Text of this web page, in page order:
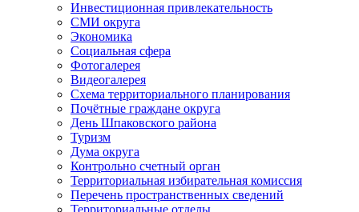
Инвестиционная привлекательность
СМИ округа
Экономика
Социальная сфера
Фотогалерея
Видеогалерея
Схема территориального планирования
Почётные граждане округа
День Шпаковского района
Туризм
Дума округа
Контрольно счетный орган
Территориальная избирательная комиссия
Перечень пространственных сведений